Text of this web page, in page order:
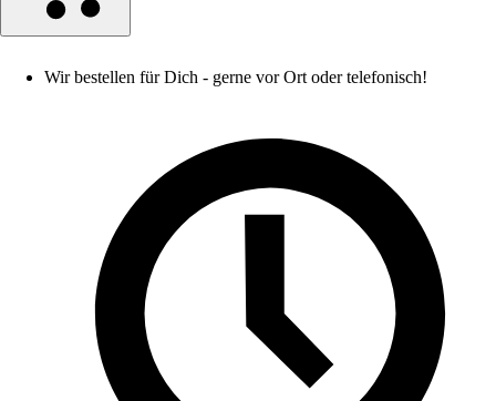
Wir bestellen für Dich - gerne vor Ort oder telefonisch!